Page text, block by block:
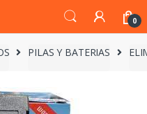
0
PILAS Y BATERIAS